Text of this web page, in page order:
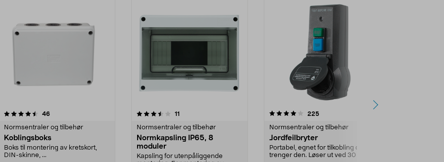
46anmeldelser
Normsentraler og tilbehør
Koblingsboks
Boks til montering av kretskort,
DIN-skinne, ...
3.5 av 5 stjerner 11
Normsentraler og tilbehør
Normkapsling IP65, 8
moduler
Kapsling for utenpåliggende
4.0 av 5 stjerner 225anmeldelser
Normsentraler og tilbehør
Jordfeilbryter
Portabel, egnet for tilkobling der du
trenger den. Løser ut ved 30 mA
4.5 av 5 stjerner